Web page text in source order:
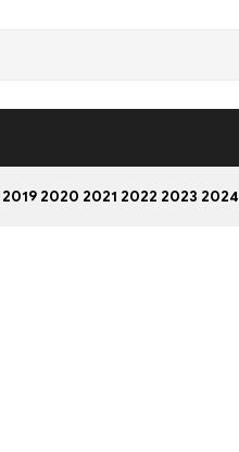
2020 2021 2022 2023 2024